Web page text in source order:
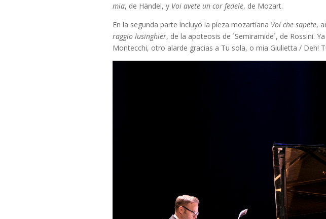
mia, de Händel, y Voi avete un cor fedele, de Mozart.
En la segunda parte incluyó la pieza mozartiana Voi che sapete,
raggio lusinghier, de la apoteosis de ´Semiramide´, de Rossini.
Montecchi, otro alarde gracias a Tu sola, o mia Giulietta / Deh!